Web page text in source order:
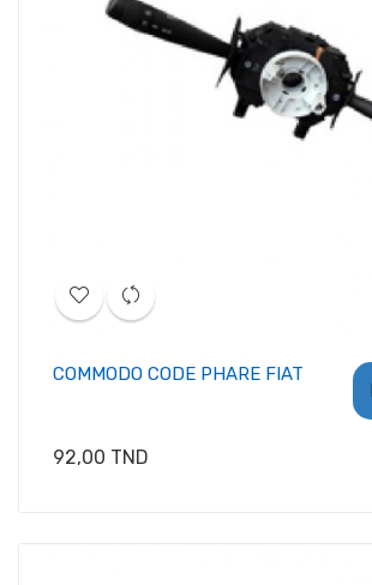
COMMODO CODE PHARE FIAT
Prix
92,00 TND